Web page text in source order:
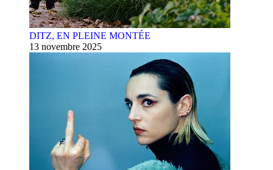
DITZ, EN PLEINE MONTÉE
13 novembre 2025